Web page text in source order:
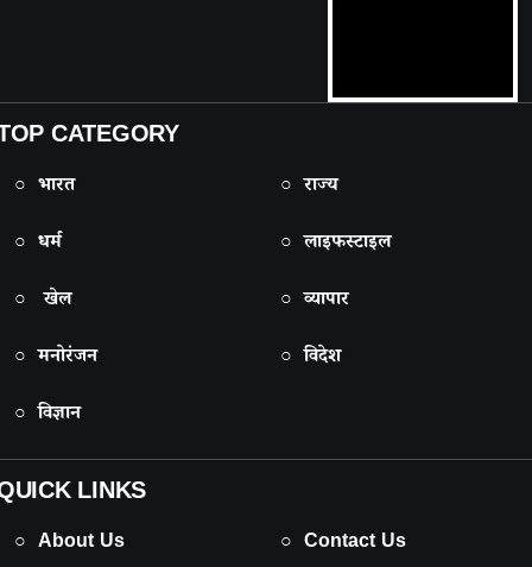
CATEGORY
○ भारत
○ राज्य
○ धर्म
○ लाइफस्टाइल
○ खेल
○ व्यापार
○ मनोरंजन
○ विदेश
○ विज्ञान
LINKS
○ About Us ○ Contact Us